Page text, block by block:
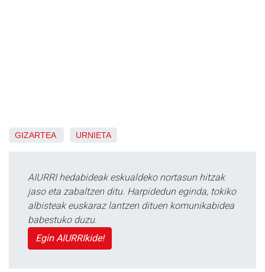
GIZARTEA URNIETA
AIURRI hedabideak eskualdeko nortasun hitzak
jaso eta zabaltzen ditu. Harpidedun eginda, tokiko
albisteak euskaraz lantzen dituen komunikabidea
babestuko duzu.
Egin AIURRIkide!